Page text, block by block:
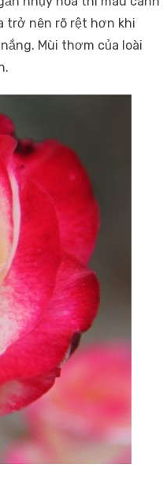
trở nên rõ rệt hơn khi
Mùi thơm của loài